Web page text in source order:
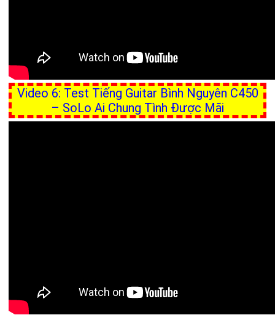
Video 6: Test Tiếng Guitar Bình Nguyên C450
– SoLo Ai Chung Tình Được Mãi